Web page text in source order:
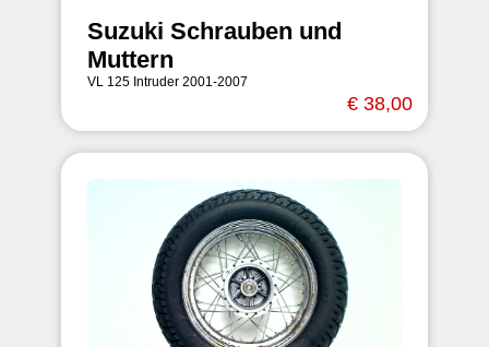
Suzuki Schrauben und
Muttern
VL 125 Intruder 2001-2007
€ 38,00